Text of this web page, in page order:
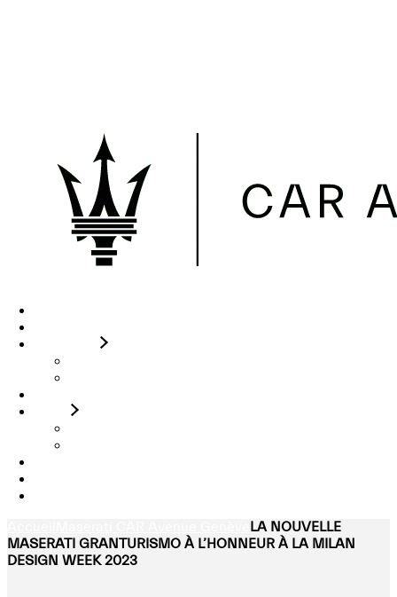
Nos offres
Stock
LA NOUVELLE
MASERATI GRANTURISMO À L’HONNEUR À LA MILAN
DESIGN WEEK 2023